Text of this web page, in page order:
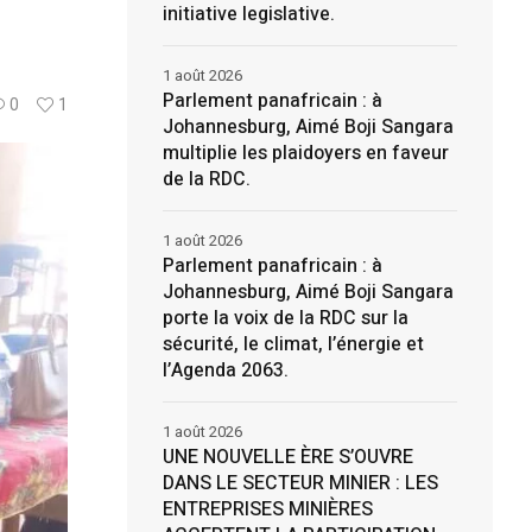
0 1
initiative legislative.
Parlement panafricain : à
Johannesburg, Aimé Boji Sangara
multiplie les plaidoyers en faveur
de la RDC.
1 août 2026
Parlement panafricain : à
Johannesburg, Aimé Boji Sangara
porte la voix de la RDC sur la
sécurité, le climat, l’énergie et
l’Agenda 2063.
1 août 2026
UNE NOUVELLE ÈRE S’OUVRE
DANS LE SECTEUR MINIER : LES
ENTREPRISES MINIÈRES
1 août 2026